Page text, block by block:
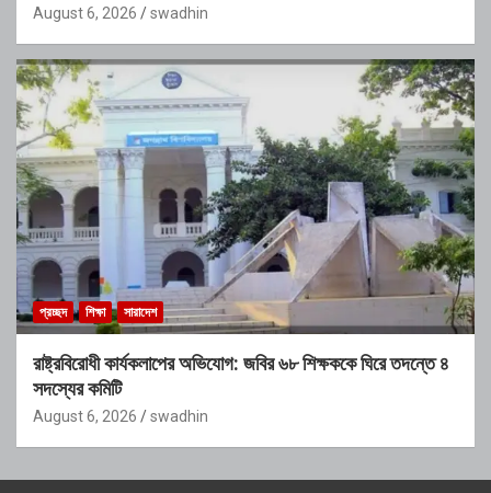
August 6, 2026 swadhin
প্রচ্ছদ শিক্ষা সারাদেশ
রাষ্ট্রবিরোধী কার্যকলাপের অভিযোগ: জবির ৬৮ শিক্ষককে ঘিরে তদন্তে ৪
সদস্যের কমিটি
August 6, 2026 swadhin